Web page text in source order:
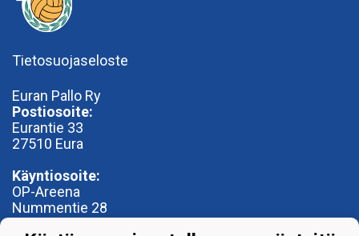
Tietosuojaseloste
Euran Pallo Ry
Postiosoite:
Eurantie 33
27510 Eura
Käyntiosoite:
OP-Areena
Nummentie 28
27500 Kauttua